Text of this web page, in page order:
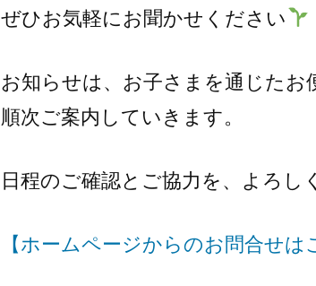
ぜひお気軽にお聞かせください
お知らせは、お子さまを通じたお
順次ご案内していきます。
日程のご確認とご協力を、よろし
【ホームページからのお問合せは